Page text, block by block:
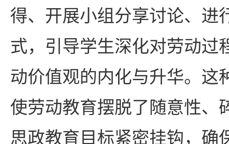
得、开展小组分享讨论、进
式，引导学生深化对劳动过
动价值观的内化与升华。这
使劳动教育摆脱了随意性、
思政教育目标紧密挂钩，确